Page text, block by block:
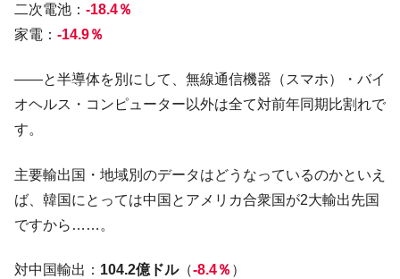
二次電池： -18.4％
家電： -14.9％
――と半導体を別にして、無線通信機器（スマホ）・バイ
オヘルス・コンピューター以外は全て対前年同期比割れで
す。
主要輸出国・地域別のデータはどうなっているのかといえ
ば、韓国にとっては中国とアメリカ合衆国が2大輸出先国
ですから……。
対中国輸出： 104.2億ドル（-8.4％ ）